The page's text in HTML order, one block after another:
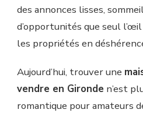
des annonces lisses,
d’opportunités que seul
les propriétés en
Aujourd’hui, trouver une
vendre en Gironde n’est
romantique pour amateurs